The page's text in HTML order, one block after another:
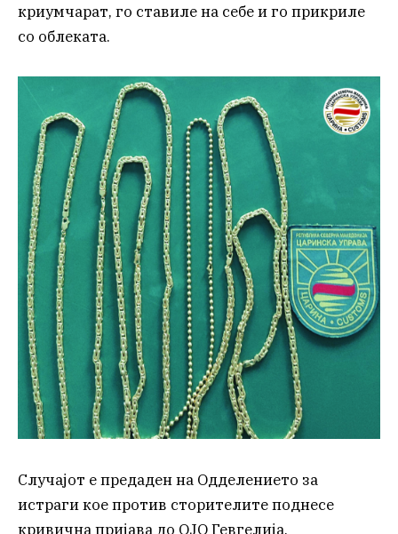
криумчарат, го ставиле на себе и го прикриле
со облеката.
Случајот е предаден на Одделението за
истраги кое против сторителите поднесе
кривична пријава до ОЈО Гевгелија.